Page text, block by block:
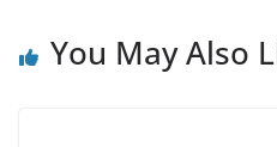
You May Also